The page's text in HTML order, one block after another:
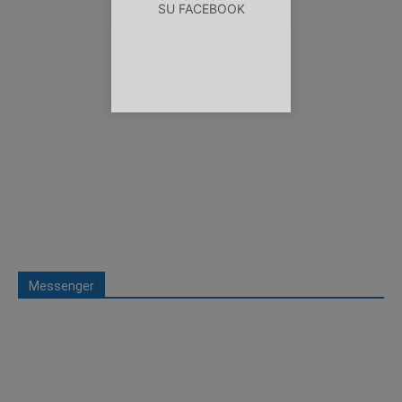
Messenger
SU FACEBOOK